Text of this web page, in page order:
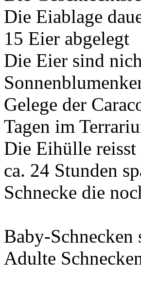
Die Eiablage
15 Eier abgelegt
Die Eier sind
Gelege der
Tagen im
Die Eihülle
ca. 24 Stunden
Schnecke die
Baby-Schnecken
Adulte